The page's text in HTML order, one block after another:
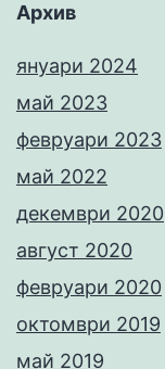
Архив
януари 2024
май 2023
февруари 2023
май 2022
декември 2020
август 2020
февруари 2020
октомври 2019
май 2019